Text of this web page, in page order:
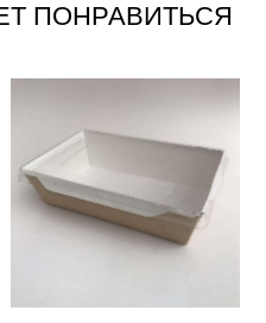
ПОНРАВИТЬСЯ